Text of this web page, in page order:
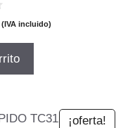
actual
(IVA incluido)
¡oferta!